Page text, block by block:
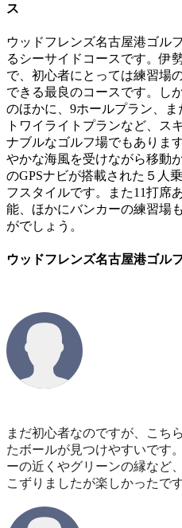
ス
ウッドフレンズ名古屋港ゴル
るシーサイドコースです。伊
で、初心者にとっては練習場
できる最良のコースです。し
のほかに、9ホールプラン、
トワイライトプランなど、ス
ナブルなゴルフ場でもありま
やかな海風を受けながら移動
のGPSナビが搭載された５人
フスタイルです。また11打席
能、ほかにバンカーの練習場
がでしょう。
ウッドフレンズ名古屋港ゴル
まだ初心者なのですが、こち
たボールが見つけやすいです
ーの近くやグリーンの縁など
こずりましたが楽しかったです